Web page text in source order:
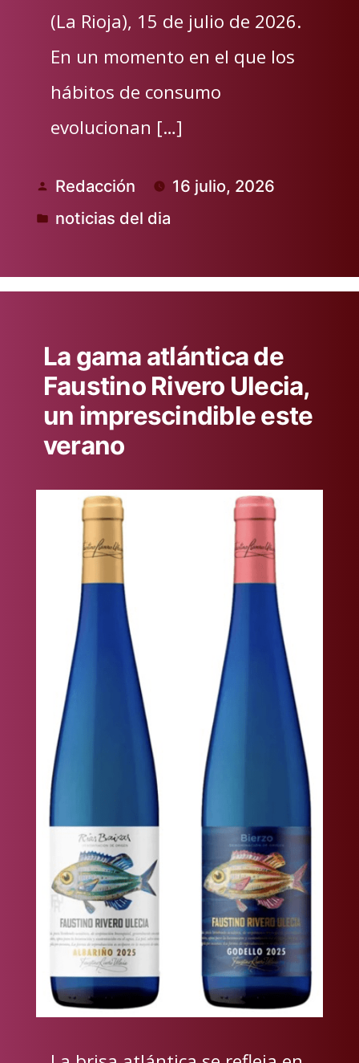
(La Rioja), 15 de julio de 2026.
En un momento en el que los
hábitos de consumo
evolucionan […]
Publicado
por
Redacción 16 julio, 2026
Publicado
noticias del dia
La gama atlántica de
Faustino Rivero Ulecia,
un imprescindible este
verano